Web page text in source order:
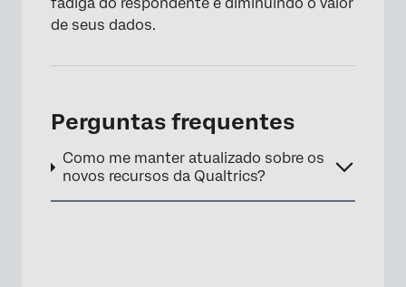
de seus dados.
Perguntas frequentes
Como me manter atualizado sobre os
novos recursos da Qualtrics?